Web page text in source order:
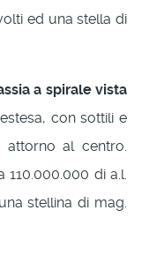
ed una stella di
a spirale vista
con sottili e
attorno al centro.
110.000.000 di a.l.
stellina di mag.